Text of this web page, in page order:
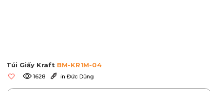
Túi Giấy Kraft BM-KR1M-04
1628 in Đức Dũng